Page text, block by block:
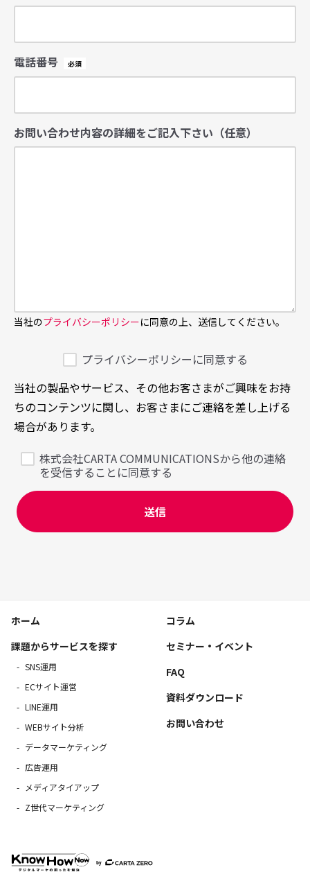
電話番号
お問い合わせ内容の詳細をご記入下さい（任意）
当社のプライバシーポリシーに同意の上、送信してください。
プライバシーポリシーに同意する
当社の製品やサービス、その他お客さまがご興味をお持
ちのコンテンツに関し、お客さまにご連絡を差し上げる
場合があります。
株式会社CARTA COMMUNICATIONSから他の連絡
を受信することに同意する
ホーム
課題からサービスを探す
SNS運用
ECサイト運営
LINE運用
WEBサイト分析
データマーケティング
広告運用
メディアタイアップ
Z世代マーケティング
コラム
セミナー・イベント
FAQ
資料ダウンロード
お問い合わせ